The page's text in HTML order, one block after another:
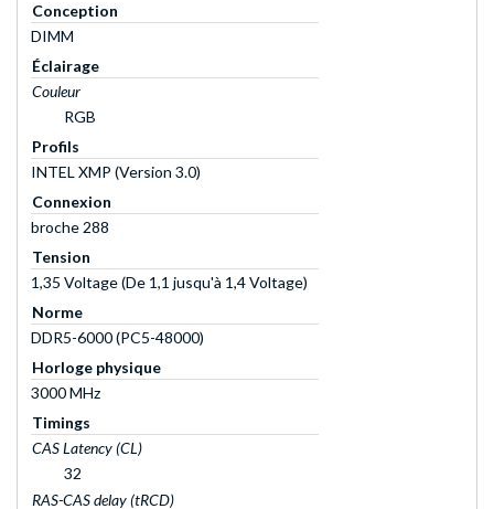
Conception
DIMM
Éclairage
Couleur
RGB
Profils
INTEL XMP (Version 3.0)
Connexion
broche 288
Tension
1,35 Voltage (De 1,1 jusqu'à 1,4 Voltage)
Norme
DDR5-6000 (PC5-48000)
Horloge physique
3000 MHz
Timings
CAS Latency (CL)
32
RAS-CAS delay (tRCD)